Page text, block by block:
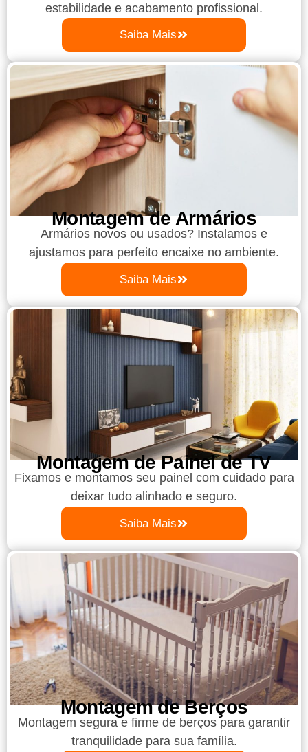
estabilidade e acabamento profissional.
Saiba Mais
Montagem de Armários
Armários novos ou usados? Instalamos e
ajustamos para perfeito encaixe no ambiente.
Saiba Mais
Montagem de Painel de TV
Fixamos e montamos seu painel com cuidado para
deixar tudo alinhado e seguro.
Saiba Mais
Montagem de Berços
Montagem segura e firme de berços para garantir
tranquilidade para sua família.